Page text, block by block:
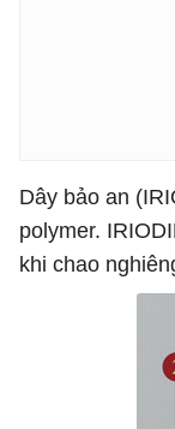
Dây bảo an
polymer.
khi chao